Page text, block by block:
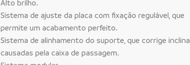
Alto brilho.
Sistema de ajuste da placa com fixação regulável, que
permite um acabamento perfeito.
Sistema de alinhamento do suporte, que corrige
causadas pela caixa de passagem.